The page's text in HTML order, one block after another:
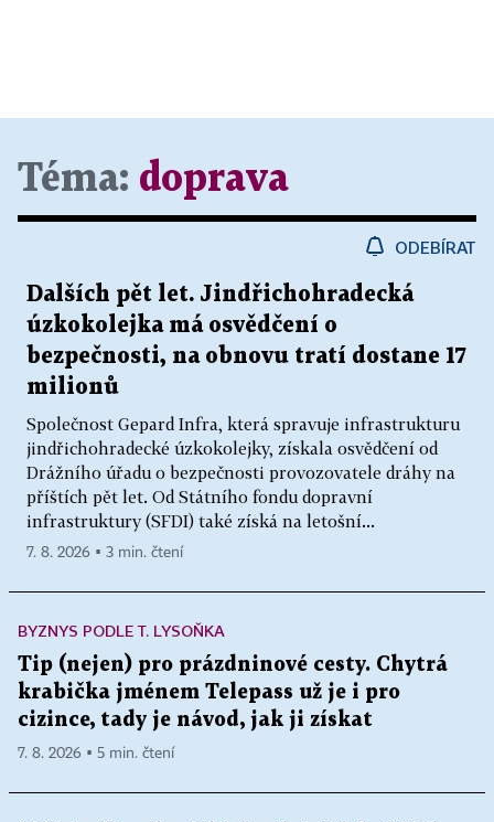
Téma: doprava
ODEBÍRAT
Dalších pět let. Jindřichohradecká
úzkokolejka má osvědčení o
bezpečnosti, na obnovu tratí dostane 17
milionů
Společnost Gepard Infra, která spravuje infrastrukturu
jindřichohradecké úzkokolejky, získala osvědčení od
Drážního úřadu o bezpečnosti provozovatele dráhy na
příštích pět let. Od Státního fondu dopravní
infrastruktury (SFDI) také získá na letošní...
7. 8. 2026 ▪ 3 min. čtení
BYZNYS PODLE T. LYSOŇKA
Tip (nejen) pro prázdninové cesty. Chytrá
krabička jménem Telepass už je i pro
cizince, tady je návod, jak ji získat
7. 8. 2026 ▪ 5 min. čtení